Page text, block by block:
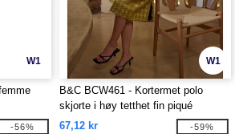
W1
-56%
W1
B&C BCW461 - Kortermet polo
skjorte i høy tetthet fin piqué
67,12 kr
-59%